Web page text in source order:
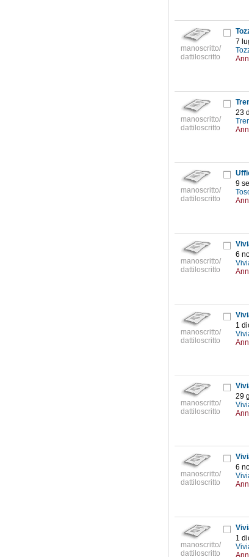
manoscritto/
dattiloscritto
7
manoscritto/
dattiloscritto
23
manoscritto/
dattiloscritto
9
manoscritto/
dattiloscritto
6
manoscritto/
dattiloscritto
1
manoscritto/
dattiloscritto
29
manoscritto/
dattiloscritto
6
manoscritto/
dattiloscritto
1